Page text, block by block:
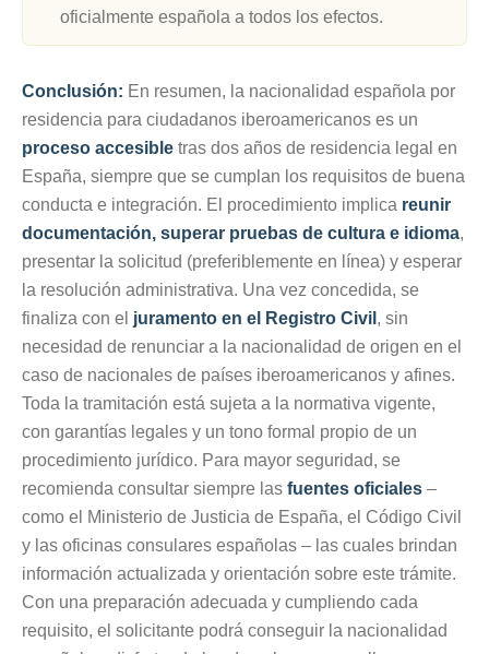
oficialmente española a todos los efectos.
Conclusión: En resumen, la nacionalidad española por
residencia para ciudadanos iberoamericanos es un
proceso accesible tras dos años de residencia legal en
España, siempre que se cumplan los requisitos de buena
conducta e integración. El procedimiento implica reunir
documentación, superar pruebas de cultura e idioma,
presentar la solicitud (preferiblemente en línea) y esperar
la resolución administrativa. Una vez concedida, se
finaliza con el juramento en el Registro Civil , sin
necesidad de renunciar a la nacionalidad de origen en el
caso de nacionales de países iberoamericanos y afines.
Toda la tramitación está sujeta a la normativa vigente,
con garantías legales y un tono formal propio de un
procedimiento jurídico. Para mayor seguridad, se
recomienda consultar siempre las fuentes oficiales –
como el Ministerio de Justicia de España, el Código Civil
y las oficinas consulares españolas – las cuales brindan
información actualizada y orientación sobre este trámite.
Con una preparación adecuada y cumpliendo cada
requisito, el solicitante podrá conseguir la nacionalidad